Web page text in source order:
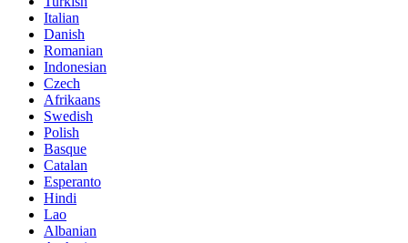
Italian
Danish
Romanian
Indonesian
Czech
Afrikaans
Swedish
Polish
Basque
Catalan
Esperanto
Hindi
Lao
Albanian